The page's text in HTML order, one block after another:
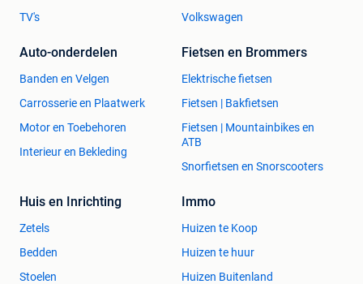
TV's
Volkswagen
Auto-onderdelen
Banden en Velgen
Carrosserie en Plaatwerk
Motor en Toebehoren
Interieur en Bekleding
Fietsen en Brommers
Elektrische fietsen
Fietsen | Bakfietsen
Fietsen | Mountainbikes en
ATB
Snorfietsen en Snorscooters
Huis en Inrichting
Zetels
Bedden
Stoelen
Immo
Huizen te Koop
Huizen te huur
Huizen Buitenland